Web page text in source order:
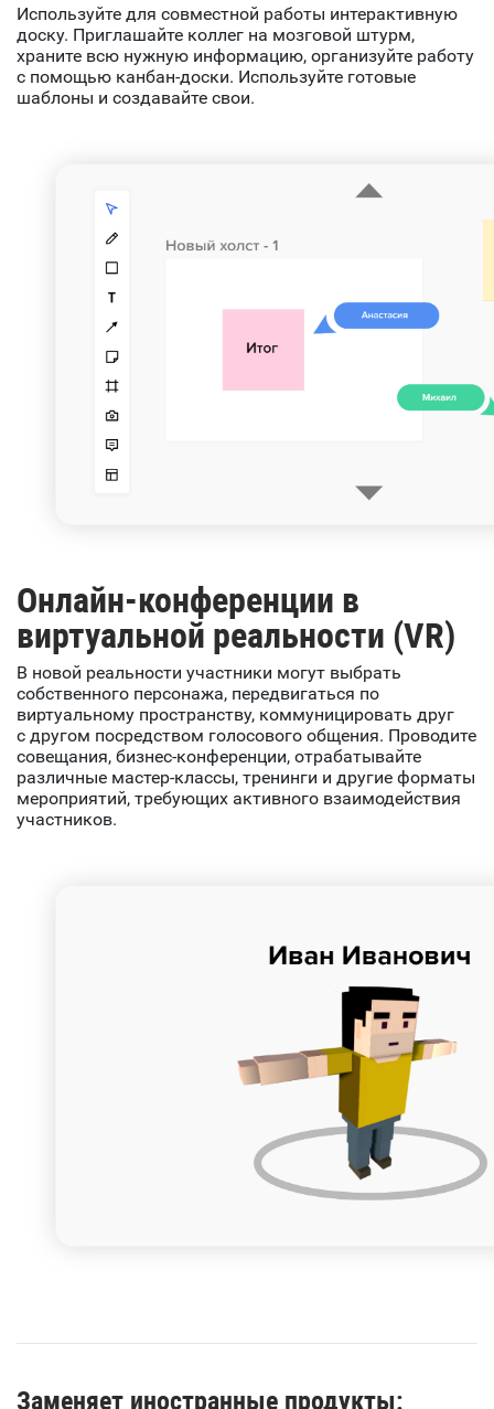
Используйте для совместной работы интерактивную
доску. Приглашайте коллег на мозговой штурм,
храните всю нужную информацию, организуйте работу
с помощью канбан-доски. Используйте готовые
шаблоны и создавайте свои.
Онлайн-конференции в
виртуальной реальности (VR)
В новой реальности участники могут выбрать
собственного персонажа, передвигаться по
виртуальному пространству, коммуницировать друг
с другом посредством голосового общения. Проводите
совещания, бизнес-конференции, отрабатывайте
различные мастер-классы, тренинги и другие форматы
мероприятий, требующих активного взаимодействия
участников.
Заменяет иностранные продукты: